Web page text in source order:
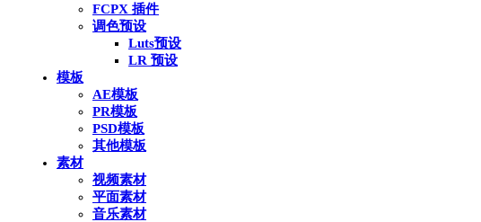
FCPX 插件
调色预设
Luts预设
LR 预设
模板
AE模板
PR模板
PSD模板
其他模板
素材
视频素材
平面素材
音乐素材